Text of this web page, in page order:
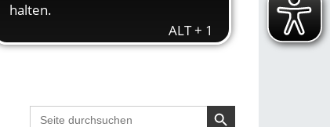
Search
for:
Search Button